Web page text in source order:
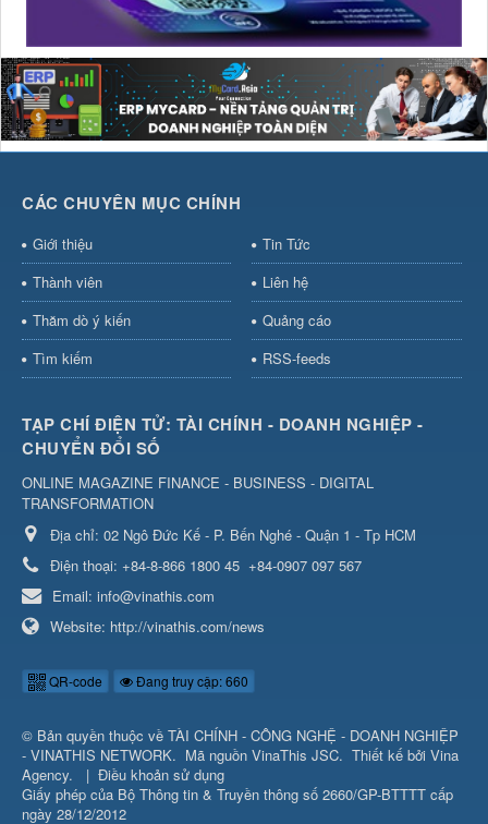
CÁC CHUYÊN MỤC CHÍNH
Giới thiệu
Tin Tức
Thành viên
Liên hệ
Thăm dò ý kiến
Quảng cáo
Tìm kiếm
RSS-feeds
TẠP CHÍ ĐIỆN TỬ: TÀI CHÍNH - DOANH NGHIỆP -
CHUYỂN ĐỔI SỐ
ONLINE MAGAZINE FINANCE - BUSINESS - DIGITAL
TRANSFORMATION
Địa chỉ: 02 Ngô Đức Kế - P. Bến Nghé - Quận 1 - Tp HCM
Điện thoại: +84-8-866 1800 45 +84-0907 097 567
Email: info@vinathis.com
Website: http://vinathis.com/news
QR-code Đang truy cập: 660
© Bản quyền thuộc về TÀI CHÍNH - CÔNG NGHỆ - DOANH NGHIỆP
- VINATHIS NETWORK. Mã nguồn VinaThis JSC. Thiết kế bởi Vina
Agency. | Điều khoản sử dụng
Giấy phép của Bộ Thông tin & Truyền thông số 2660/GP-BTTTT cấp
ngày 28/12/2012